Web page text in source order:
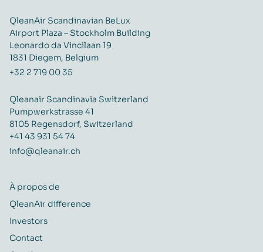
QleanAir Scandinavian BeLux
Airport Plaza – Stockholm Building
Leonardo da Vincilaan 19
1831 Diegem, Belgium
+32 2 719 00 35
Qleanair Scandinavia Switzerland
Pumpwerkstrasse 41
8105 Regensdorf, Switzerland
+41 43 931 54 74
info@qleanair.ch
À propos de
QleanAir difference
Investors
Contact